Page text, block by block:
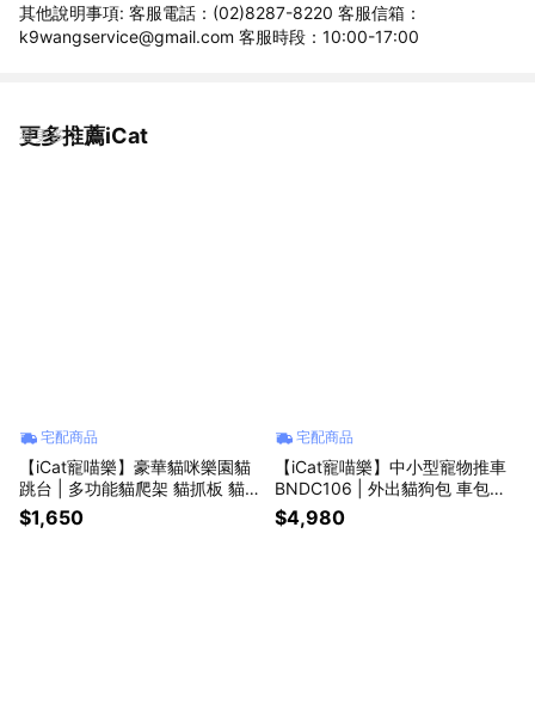
其他說明事項: 客服電話：(02)8287-8220 客服信箱：
k9wangservice@gmail.com 客服時段：10:00-17:00
更多推薦iCat
看更多
宅配商品
【iCat寵喵樂】豪華貓咪樂園貓
跳台 | 多功能貓爬架 貓抓板 貓
窩 爬梯 豪華樂園 貓跳台
$1,650
宅配商品
【iCat寵喵樂】中小型寵物推車
BNDC106 | 外出貓狗包 車包分
離 折叠铝合金 滅震推車(灰色/卡
其/ 黑色)
$4,980